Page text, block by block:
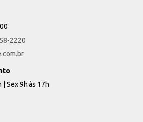
2220
| Sex 9h às 17h